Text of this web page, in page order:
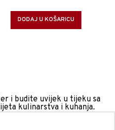
DODAJ U KOŠARICU
i budite uvijek u tijeku sa
kulinarstva i kuhanja.